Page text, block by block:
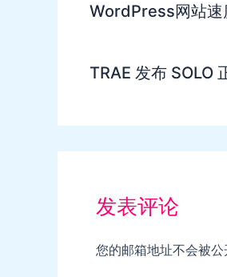
WordPress网站速
TRAE 发布 SOLO
发表评论
您的邮箱地址不会被公